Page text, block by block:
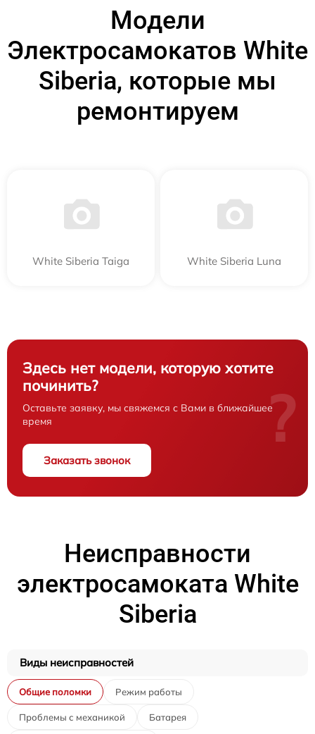
Модели
Электросамокатов White
Siberia, которые мы
ремонтируем
White Siberia Taiga White Siberia Luna
Здесь нет модели, которую хотите
починить?
Оставьте заявку, мы свяжемся с Вами в ближайшее
время
Заказать звонок
?
Неисправности
электросамоката White
Siberia
Виды неисправностей
Общие поломки Режим работы
Проблемы с механикой Батарея